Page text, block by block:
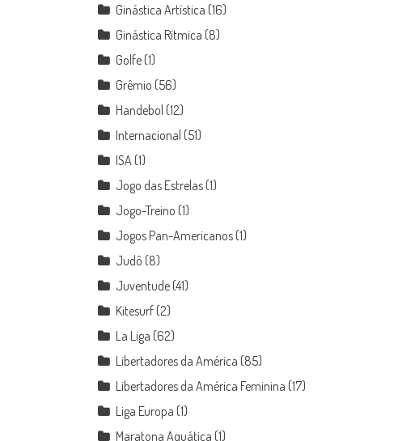
Ginástica Artística (16)
Ginástica Rítmica (8)
Golfe (1)
Grêmio (56)
Handebol (12)
Internacional (51)
ISA (1)
Jogo das Estrelas (1)
Jogo-Treino (1)
Jogos Pan-Americanos (1)
Judô (8)
Juventude (41)
Kitesurf (2)
La Liga (62)
Libertadores da América (85)
Libertadores da América Feminina (17)
Liga Europa (1)
Maratona Aquática (1)